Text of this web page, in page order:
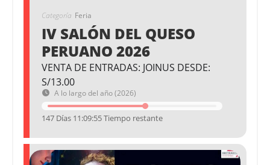
Categoría Feria
IV SALÓN DEL QUESO
PERUANO 2026
VENTA DE ENTRADAS: JOINUS DESDE:
S/13.00
A lo largo del año (2026)
147 Días 11:09:54 Tiempo restante